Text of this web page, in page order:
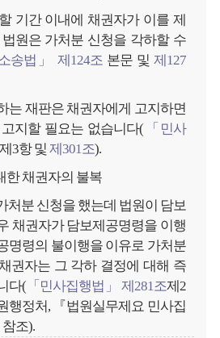
기간 이내에 채권자가 이를 제
원은 가처분 신청을 각하할 수
송법」 제124조본문 및 제127
는 재판은 채권자에게 고지하면
지할 필요는 없습니다( 「민사
제3항 및 제301조).
한 채권자의 불복
처분 신청을 했는데 법원이 담보
채권자가 담보제공명령을 이행
명령의 불이행을 이유로 가처분
권자는 그 각하 결정에 대해 즉
다( 「민사집행법」 제281조제2
행정처, 『법원실무제요 민사집
조).